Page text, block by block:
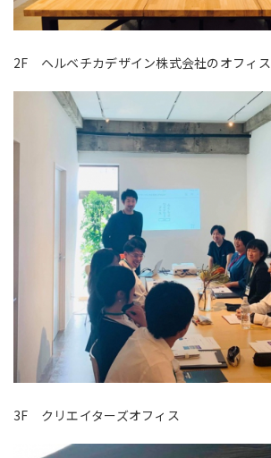
2F ヘルベチカデザイン株式会社のオフィス
3F クリエイターズオフィス